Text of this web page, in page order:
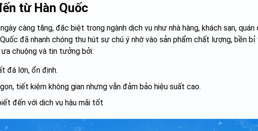
từ Hàn Quốc
ngày càng tăng, đặc biệt trong ngành dịch vụ như nhà hàng, khách sạn,
đã nhanh chóng thu hút sự chú ý nhờ vào sản phẩm chất lượng, bền bỉ
chuộng và tin tưởng bởi:
đá lớn, ổn định.
tiết kiệm không gian nhưng vẫn đảm bảo hiệu suất cao.
đến với dịch vụ hậu mãi tốt